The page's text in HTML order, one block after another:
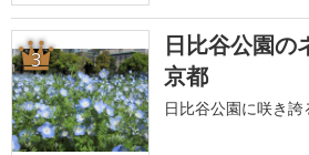
3
日比谷公園の
京都
日比谷公園に咲き誇